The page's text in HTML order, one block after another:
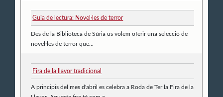
Guia de lectura: Novel·les de terror
Des de la Biblioteca de Súria us volem oferir una selecció de
novel·les de terror que...
Fira de la llavor tradicional
A principis del mes d'abril es celebra a Roda de Ter la Fira de la